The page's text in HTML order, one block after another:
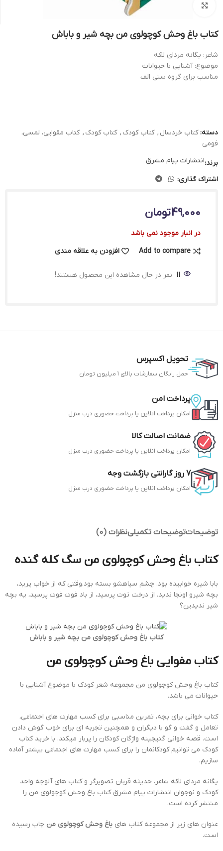
کتاب باغ وحش کوچولوی من بچه شیر و باباش
شاعر: یگانه مردای لاکه
موضوع: آشنایی با حیوانات
مناسب برای گروه سنی الف
دسته: کتاب خردسال , کتاب کودک , کتاب کودک , کتاب مقوایی، لمسی،
فومی
برند:انتشارات پیام مشرق
اشتراک گذاری:
49,000تومان
در انبار موجود نمی باشد
Add to compare
افزودن به علاقه مندی
11 نفر در حال مشاهده این محصول هستند!
تحویل اکسپرس
حمل رایگان سفارشات بالای 1 میلیون تومان
پرداخت امن
امکان پرداخت انلاین یا پرداخت حضوری درب منزل
ضمانت اصالت کالا
امکان پرداخت انلاین یا پرداخت حضوری درب منزل
7 روز گارانتی بازگشت وجه
امکان پرداخت انلاین یا پرداخت حضوری درب منزل
توضیحاتتوضیحات تکمیلینظرات (0)
کتاب باغ وحش کوچولوی من سگ کله گنده
بابا شیره خوابیده بود. چشم سیاهشو بسته بود.وقتی که از خواب پرید،
بچه شیرو اونجا ندید. از درخت توت پرسید، از باد فوت فوت پرسید، یه بچه
شیر ندیدین؟
کتاب باغ وحش کوچولوی من بچه شیر و باباش
کتاب مفوایی باغ وحش کوچولوی من
کتاب باغ وحش کوچولوی من مجموعه شعر کودک با موضوع آشنایی با
حیوانات می باشد.
کتاب خوانی برای بچه، تمرین مناسبی برای کسب مهارت های اجتماعی،
تعامل و گفت و گو با دیگران و همچنین تجربه ای برای خوب گوش دادن
است. قصه خوانی گنیجینه واژگان کودکان را پربار میکند. با خرید کتاب
کودک می توانیم کودکانمان را برای کسب مهارت های اجتماعی بیشتر آماده
سازیم.
یگانه مردای لاکه شاعر، حدیثه قربان تصویرگر و کتاب های آلوچه واحد
کودک و نوجوان انتشارات پیام مشرق کتاب باغ وحش کوچولوی من را
منتشر کرده است.
عنوان های زیر از مجموعه کتاب های باغ وحش کوچولوی من چاپ رسیده
است.